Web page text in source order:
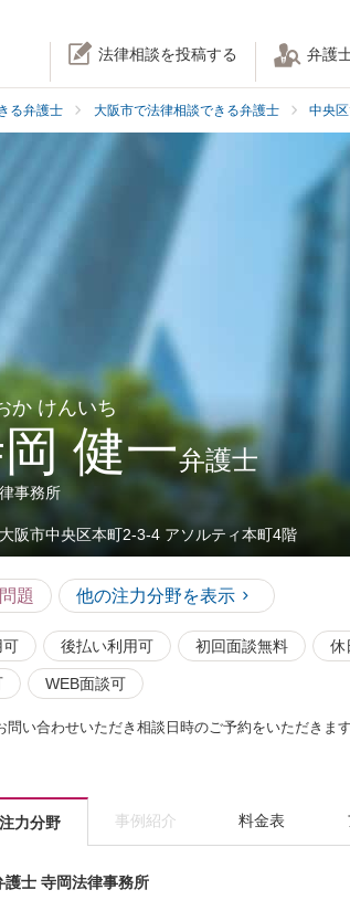
法律相談を投稿する 弁護
る弁護士 大阪市で法律相談できる弁護士 中央
か けんいち
健一弁護士
事務所
大阪市中央区本町2-3-4 アソルティ本町4階
題 他の注力分野を表示
可 後払い利用可 初回面談無料 休
WEB面談可
問い合わせいただき相談日時のご予約をいただきま
注力分野 事例紹介 料金表
士 寺岡法律事務所